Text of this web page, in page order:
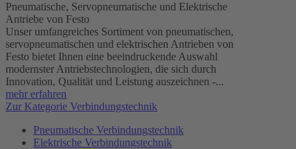
Pneumatische, Servopneumatische und Elektrische
Antriebe von Festo
Unser umfangreiches Sortiment von pneumatischen,
servopneumatischen und elektrischen Antrieben von
Festo bietet Ihnen eine beeindruckende Auswahl
modernster Antriebstechnologien, die sich durch
Innovation, Qualität und Leistung auszeichnen -...
mehr erfahren
Zur Kategorie Verbindungstechnik
Pneumatische Verbindungstechnik
Elektrische Verbindungstechnik